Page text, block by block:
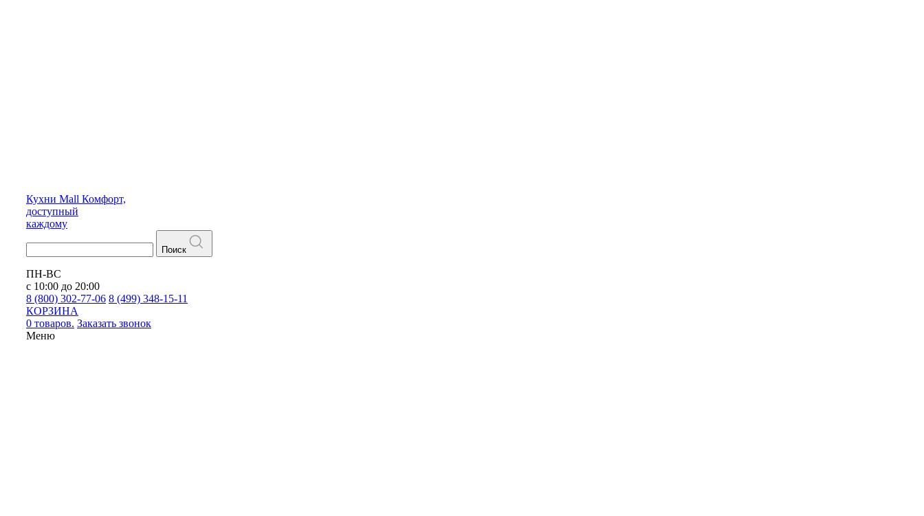
Кухни Mall Комфорт,
доступный
каждому
Поиск
ПН-ВС
с 10:00 до 20:00
8 (800) 302-77-06 8 (499) 348-15-11
КОРЗИНА
0 товаров. Заказать звонок
Меню